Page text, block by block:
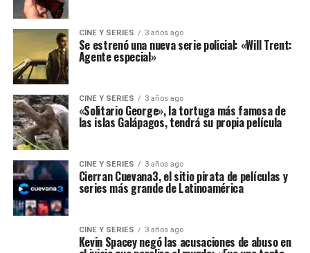
CINE Y SERIES 3 años ago
Se estrenó una nueva serie policial: «Will Trent:
Agente especial»
CINE Y SERIES 3 años ago
«Solitario George», la tortuga más famosa de
las islas Galápagos, tendrá su propia película
CINE Y SERIES 3 años ago
Cierran Cuevana3, el sitio pirata de películas y
series más grande de Latinoamérica
CINE Y SERIES 3 años ago
Kevin Spacey negó las acusaciones de abuso en